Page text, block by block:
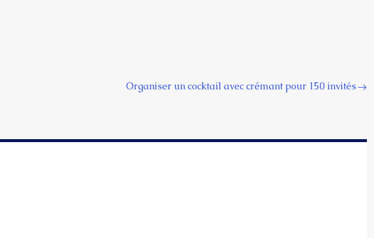
Organiser un cocktail avec crémant pour 150 invités